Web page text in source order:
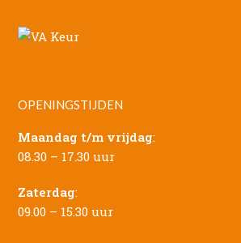
OPENINGSTIJDEN
Maandag t/m vrijdag:
08.30 – 17.30 uur
Zaterdag:
09.00 – 15.30 uur